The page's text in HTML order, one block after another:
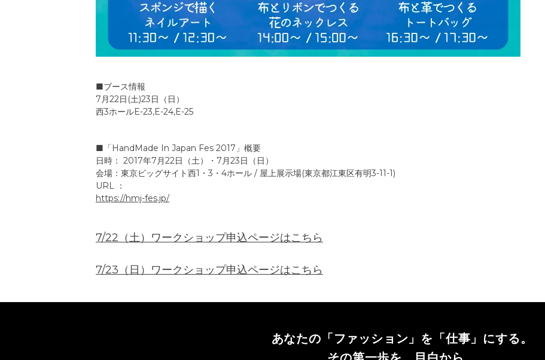
■ブース情報
7月22日(土)23日（日）
西3ホールE-23,E-24,E-25
■「HandMade In Japan Fes 2017」概要
日時： 2017年7月22日（土）・7月23日（日）
会場：東京ビッグサイト西1・3・4ホール / 屋上展示場(東京都江東区有明3-11-1)
URL ：
https://hmj-fes.jp/
7/22（土）ワークショップ申込ページはこちら
7/23（日）ワークショップ申込ページはこちら
あなたの「ファッション」を 「仕事」にする。